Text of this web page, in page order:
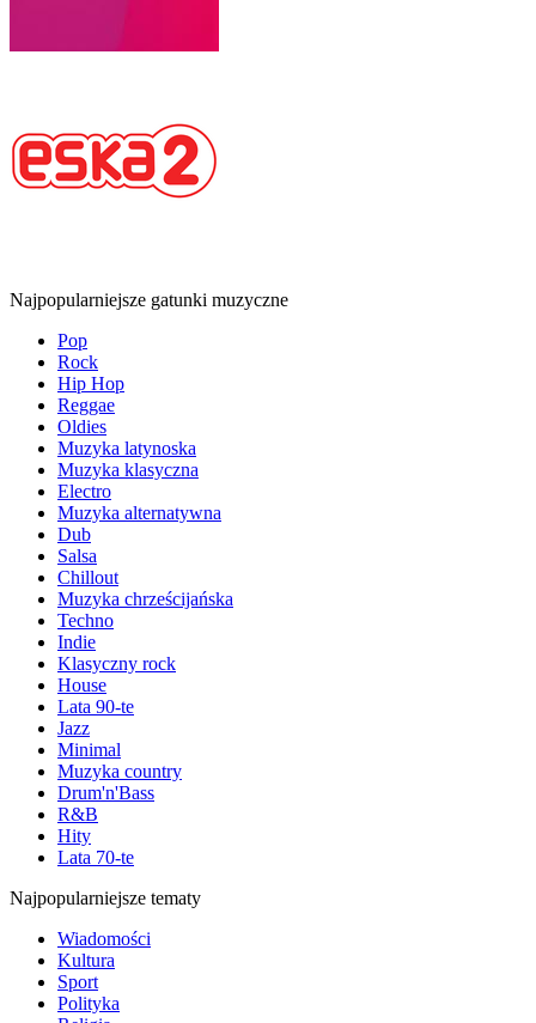
Najpopularniejsze gatunki muzyczne
Pop
Rock
Hip Hop
Reggae
Oldies
Muzyka latynoska
Muzyka klasyczna
Electro
Muzyka alternatywna
Dub
Salsa
Chillout
Muzyka chrześcijańska
Techno
Indie
Klasyczny rock
House
Lata 90-te
Jazz
Minimal
Muzyka country
Drum'n'Bass
R&B
Hity
Lata 70-te
Najpopularniejsze tematy
Wiadomości
Kultura
Sport
Polityka